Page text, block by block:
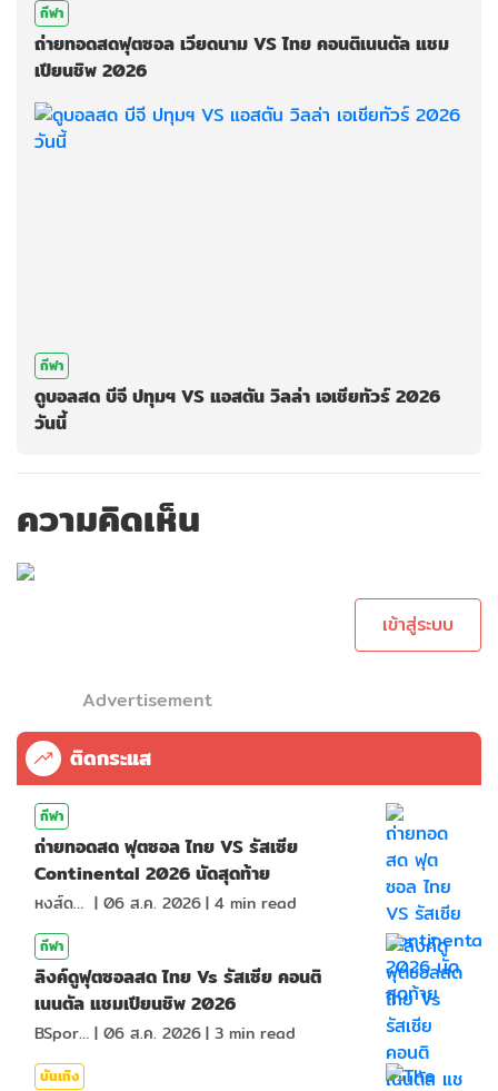
กีฬา
ถ่ายทอดสดฟุตซอล เวียดนาม VS ไทย คอนติเนนตัล แชม
เปียนชิพ 2026
กีฬา
ดูบอลสด บีจี ปทุมฯ VS แอสตัน วิลล่า เอเชียทัวร์ 2026
วันนี้
ความคิดเห็นกรุณาเข้าสู่ระบบ
เข้าสู่ระบบ
Advertisement
ติดกระแส
กีฬา
ถ่ายทอดสด ฟุตซอล ไทย VS รัสเซีย
Continental 2026 นัดสุดท้าย
หงส์ดรุณ | 06 ส.ค. 2026| 4 min read
กีฬา
ลิงค์ดูฟุตซอลสด ไทย Vs รัสเซีย คอนติ
เนนตัล แชมเปียนชิพ 2026
BSports8 | 06 ส.ค. 2026| 3 min read
บันเทิง